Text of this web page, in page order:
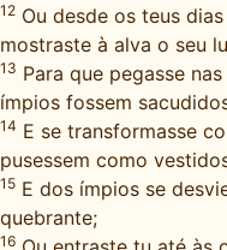
12 Ou desde os teus
mostraste à alva o seu
13 Para que pegasse
ímpios fossem
14 E se transformasse
pusessem como
15 E dos ímpios se
quebrante;
16